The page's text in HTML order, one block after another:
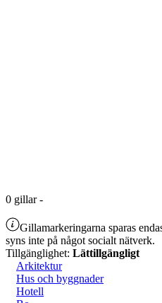
0 gillar-
Gillamarkeringarna sparas
syns inte på något socialt nätverk.
Tillgänglighet: Lättillgängligt
Arkitektur
Hus och byggnader
Hotell